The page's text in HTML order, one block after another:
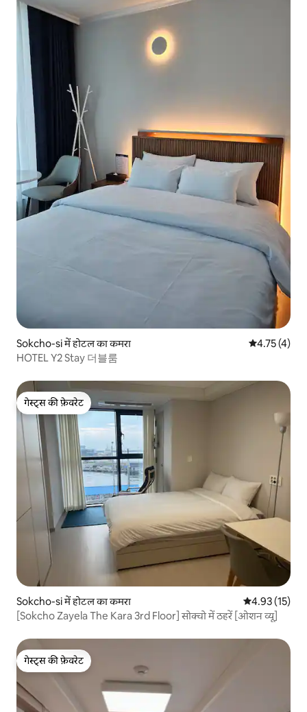
Sokcho-si में होटल का कमरा औसत रेटिंग 5
4.75 (4)
HOTEL Y2 Stay 더블룸
गेस्ट्स की फ़ेवरेट
गेस्ट्स की फ़ेवरेट
Sokcho-si में होटल का कमरा औसत रेटिंग 5 में
4.93 (15)
[Sokcho Zayela The Kara 3rd Floor] सोक्चो में ठहरें [ओशन व्यू]
गेस्ट्स की फ़ेवरेट
गेस्ट्स की फ़ेवरेट